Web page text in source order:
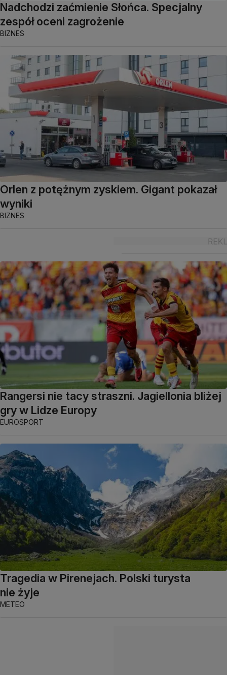
Nadchodzi zaćmienie Słońca. Specjalny
zespół oceni zagrożenie
BIZNES
Orlen z potężnym zyskiem. Gigant pokazał
wyniki
BIZNES
Rangersi nie tacy straszni. Jagiellonia bliżej
gry w Lidze Europy
EUROSPORT
Tragedia w Pirenejach. Polski turysta
nie żyje
METEO